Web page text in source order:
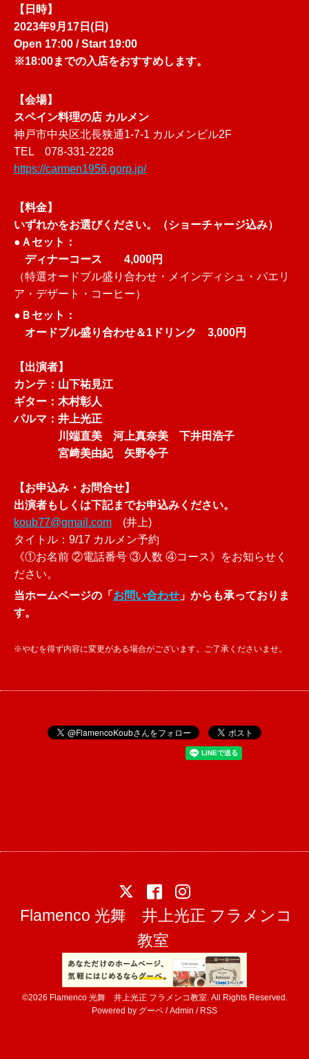
【日時】
2023年9月17日(日)
Open 17:00 / Start 19:00
※18:00までの入店をおすすめします。
【会場】
スペイン料理の店 カルメン
神戸市中央区北長狭通1-7-1 カルメンビル2F
TEL 078-331-2228
https://carmen1956.gorp.jp/
【料金】
いずれかをお選びください。（ショーチャージ込み）
●Ａセット：
ディナーコース
4,000円
（特選オードブル盛り合わせ・メインディシュ・パエリ
ア・デザート・コーヒー）
●Ｂセット：
オードブル盛り合わせ＆1ドリンク 3,000円
【出演者】
カンテ：山下祐見江
ギター：木村彰人
パルマ：井上光正
川端直美 河上真奈美 下井田浩子
宮﨑美由紀 矢野令子
【お申込み・お問合せ】
出演者もしくは下記までお申込みください。
koub77@gmail.com (井上)
タイトル：9/17 カルメン予約
《①お名前 ②電話番号 ③人数 ④コース》をお知らせく
ださい。
当ホームページの「 お問い合わせ 」からも承っておりま
す。
※やむを得ず内容に変更がある場合がございます。ご了承くださいませ。
Flamenco 光舞 井上光正 フラメンコ
教室
©2026 Flamenco 光舞 井上光正 フラメンコ教室. All Rights Reserved.
Powered by グーペ /Admin / RSS